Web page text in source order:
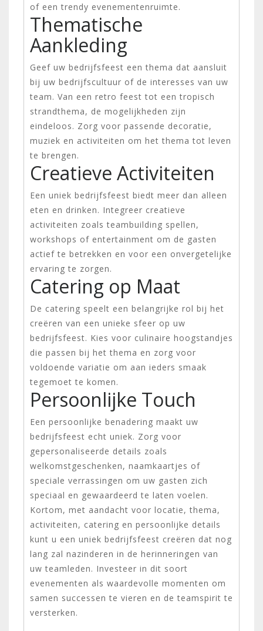
of een trendy evenementenruimte.
Thematische
Aankleding
Geef uw bedrijfsfeest een thema dat aansluit
bij uw bedrijfscultuur of de interesses van uw
team. Van een retro feest tot een tropisch
strandthema, de mogelijkheden zijn
eindeloos. Zorg voor passende decoratie,
muziek en activiteiten om het thema tot leven
te brengen.
Creatieve Activiteiten
Een uniek bedrijfsfeest biedt meer dan alleen
eten en drinken. Integreer creatieve
activiteiten zoals teambuilding spellen,
workshops of entertainment om de gasten
actief te betrekken en voor een onvergetelijke
ervaring te zorgen.
Catering op Maat
De catering speelt een belangrijke rol bij het
creëren van een unieke sfeer op uw
bedrijfsfeest. Kies voor culinaire hoogstandjes
die passen bij het thema en zorg voor
voldoende variatie om aan ieders smaak
tegemoet te komen.
Persoonlijke Touch
Een persoonlijke benadering maakt uw
bedrijfsfeest echt uniek. Zorg voor
gepersonaliseerde details zoals
welkomstgeschenken, naamkaartjes of
speciale verrassingen om uw gasten zich
speciaal en gewaardeerd te laten voelen.
Kortom, met aandacht voor locatie, thema,
activiteiten, catering en persoonlijke details
kunt u een uniek bedrijfsfeest creëren dat nog
lang zal nazinderen in de herinneringen van
uw teamleden. Investeer in dit soort
evenementen als waardevolle momenten om
samen successen te vieren en de teamspirit te
versterken.